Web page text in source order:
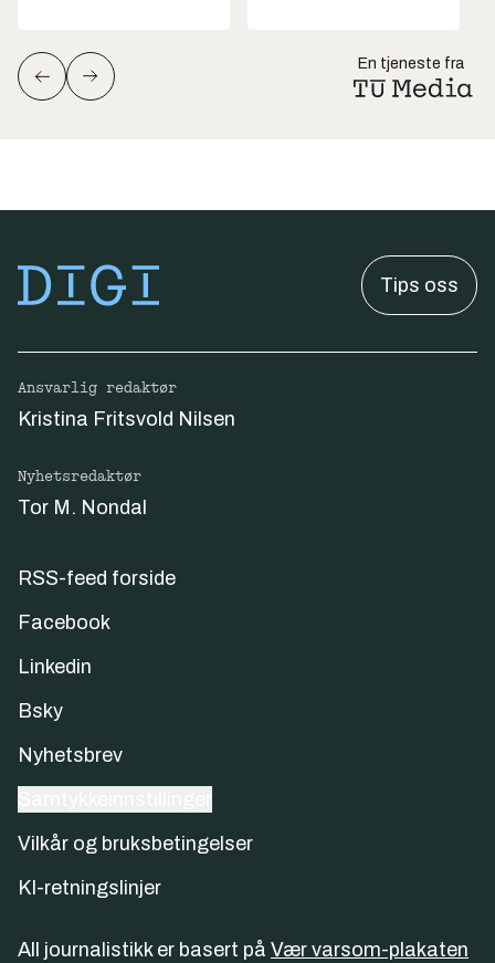
En tjeneste fra
Tips oss
Ansvarlig redaktør
Kristina Fritsvold Nilsen
Nyhetsredaktør
Tor M. Nondal
RSS-feed forside
Facebook
Linkedin
Bsky
Nyhetsbrev
Vilkår og bruksbetingelser
KI-retningslinjer
All journalistikk er basert på Vær varsom-plakaten